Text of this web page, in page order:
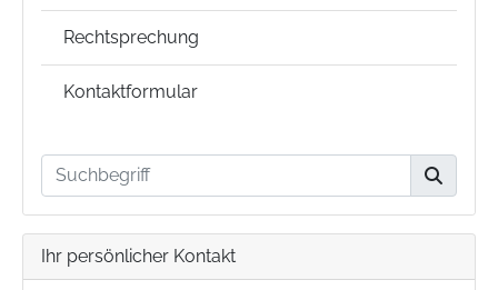
Rechtsprechung
Kontaktformular
Ihr persönlicher Kontakt